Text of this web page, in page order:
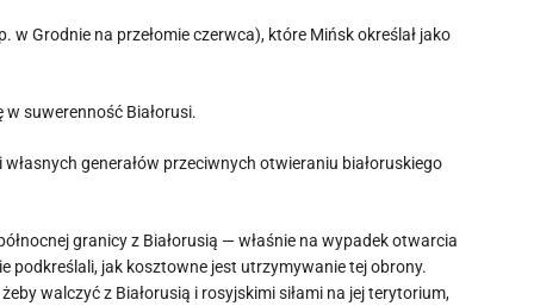
Grodnie na przełomie czerwca), które Mińsk określał jako
w suwerenność Białorusi.
generałów przeciwnych otwieraniu białoruskiego
granicy z Białorusią — właśnie na wypadek otwarcia
podkreślali, jak kosztowne jest utrzymywanie tej obrony.
walczyć z Białorusią i rosyjskimi siłami na jej terytorium,